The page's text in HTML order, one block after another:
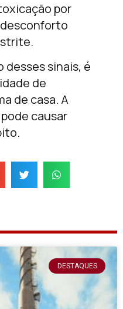
por
desses sinais, é
de
de casa. A
causar
DESTAQUES